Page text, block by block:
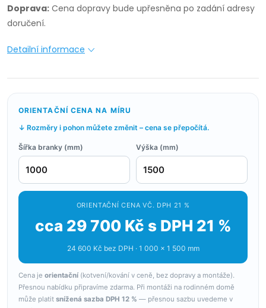
Doprava: Cena dopravy bude upřesněna po zadání adresy
doručení.
Detailní informace
ORIENTAČNÍ CENA NA MÍRU
↓ Rozměry i pohon můžete změnit – cena se přepočítá.
Šířka branky (mm) Výška (mm)
ORIENTAČNÍ CENA VČ. DPH 21 %
cca 29 700 Kč s DPH 21 %
24 600 Kč bez DPH · 1 000 × 1 500 mm
Cena je orientační (kotvení/kování v ceně, bez dopravy a montáže).
Přesnou nabídku připravíme zdarma. Při montáži na rodinném domě
může platit snížená sazba DPH 12 % — přesnou sazbu uvedeme v